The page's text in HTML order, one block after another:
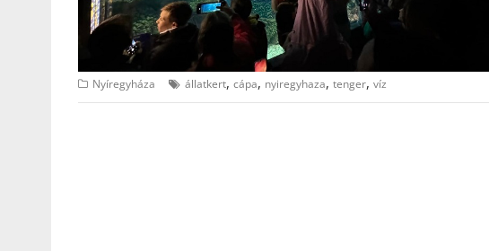
Nyíregyháza állatkert, cápa, nyiregyhaza, tenger, víz